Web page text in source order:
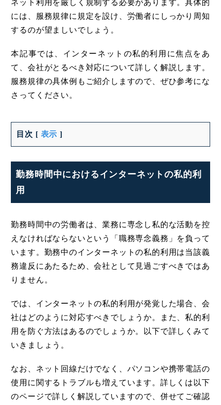
ネット利用を厳しく規制する必要があります。具体的
には、服務規律に規定を設け、労働者にしっかり周知
するのが望ましいでしょう。
本記事では、インターネットの私的利用に焦点をあ
て、会社がとるべき対応について詳しく解説します。
服務規律の具体例もご紹介しますので、ぜひ参考にな
さってください。
目次 [ 表示 ]
勤務時間中におけるインターネットの私的利
用
勤務時間中の労働者は、業務に専念し私的な活動を控
えなければならないという「職務専念義務」を負って
います。勤務中のインターネットの私的利用は当該義
務違反にあたるため、会社として見過ごすべきではあ
りません。
では、インターネットの私的利用が発覚した場合、会
社はどのように対応すべきでしょうか。また、私的利
用を防ぐ方法はあるのでしょうか。以下で詳しくみて
いきましょう。
なお、ネット回線だけでなく、パソコンや携帯電話の
使用に関するトラブルも増えています。詳しくは以下
のページで詳しく解説していますので、併せてご確認